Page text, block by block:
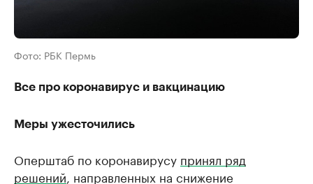
Фото: РБК Пермь
Все про коронавирус и вакцинацию
Меры ужесточились
Оперштаб по коронавирусу принял ряд
решений, направленных на снижение